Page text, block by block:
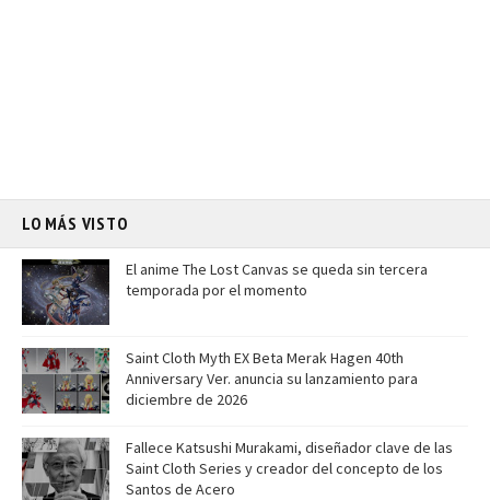
LO MÁS VISTO
El anime The Lost Canvas se queda sin tercera
temporada por el momento
Saint Cloth Myth EX Beta Merak Hagen 40th
Anniversary Ver. anuncia su lanzamiento para
diciembre de 2026
Fallece Katsushi Murakami, diseñador clave de las
Saint Cloth Series y creador del concepto de los
Santos de Acero